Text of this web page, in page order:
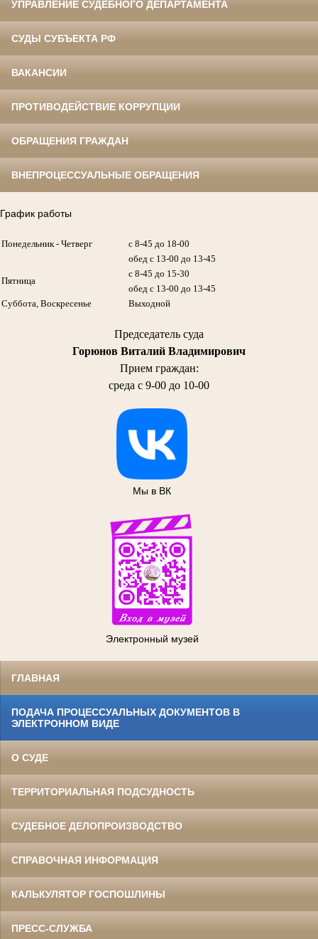
УПРАВЛЕНИЕ СУДЕБНОГО ДЕПАРТАМЕНТА
СУДЫ СУБЪЕКТА РФ
ВАКАНСИИ
ПРОТИВОДЕЙСТВИЕ КОРРУПЦИИ
ОБРАЩЕНИЯ ГРАЖДАН
ВНЕПРОЦЕССУАЛЬНЫЕ ОБРАЩЕНИЯ
График работы
Понедельник - Четверг
с 8-45 до 18-00
обед с 13-00 до 13-45
Пятница
с 8-45 до 15-30
обед с 13-00 до 13-45
Суббота, Воскресенье
Выходной
Председатель суда
Горюнов Виталий Владимирович
Прием граждан:
среда с 9-00 до 10-00
Мы в ВК
Электронный музей
ГЛАВНАЯ
ПОДАЧА ПРОЦЕССУАЛЬНЫХ ДОКУМЕНТОВ В
ЭЛЕКТРОННОМ ВИДЕ
О СУДЕ
ТЕРРИТОРИАЛЬНАЯ ПОДСУДНОСТЬ
СУДЕБНОЕ ДЕЛОПРОИЗВОДСТВО
СПРАВОЧНАЯ ИНФОРМАЦИЯ
КАЛЬКУЛЯТОР ГОСПОШЛИНЫ
ПРЕСС-СЛУЖБА